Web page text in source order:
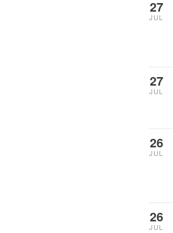
27
JUL
27
JUL
26
JUL
26
JUL